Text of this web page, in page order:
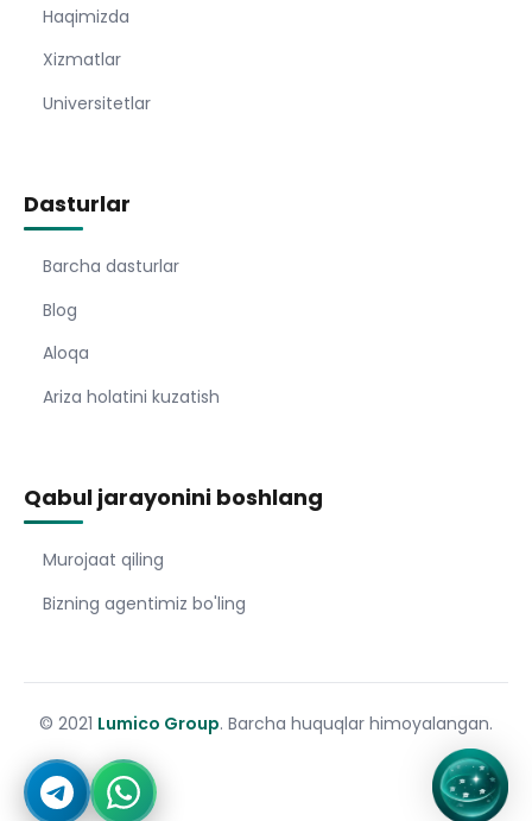
Haqimizda
Xizmatlar
Universitetlar
Dasturlar
Barcha dasturlar
Blog
Aloqa
Ariza holatini kuzatish
Qabul jarayonini boshlang
Murojaat qiling
Bizning agentimiz bo'ling
© 2021 Lumico Group. Barcha huquqlar himoyalangan.